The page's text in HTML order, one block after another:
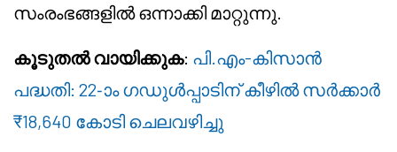
സംരംഭങ്ങളിൽ ഒന്നാക്കി മാറ്റുന്നു.
കൂടുതൽ വായിക്കുക: പി.എം-കിസാൻ
പദ്ധതി: 22-ാം ഗഡുൾപ്പാടിന് കീഴിൽ സർക്കാർ
₹18,640 കോടി ചെലവഴിച്ചു